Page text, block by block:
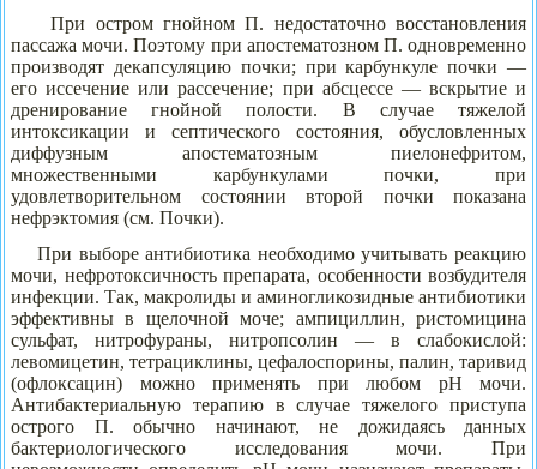
При остром гнойном П. недостаточно восстановления
пассажа мочи. Поэтому при апостематозном П. одновременно
производят декапсуляцию почки; при карбункуле почки —
его иссечение или рассечение; при абсцессе — вскрытие и
дренирование гнойной полости. В случае тяжелой
интоксикации и септического состояния, обусловленных
диффузным апостематозным пиелонефритом,
множественными карбункулами почки, при
удовлетворительном состоянии второй почки показана
нефрэктомия (см. Почки).
При выборе антибиотика необходимо учитывать реакцию
мочи, нефротоксичность препарата, особенности возбудителя
инфекции. Так, макролиды и аминогликозидные антибиотики
эффективны в щелочной моче; ампициллин, ристомицина
сульфат, нитрофураны, нитропсолин — в слабокислой:
левомицетин, тетрациклины, цефалоспорины, палин, таривид
(офлоксацин) можно применять при любом рН мочи.
Антибактериальную терапию в случае тяжелого приступа
острого П. обычно начинают, не дожидаясь данных
бактериологического исследования мочи. При